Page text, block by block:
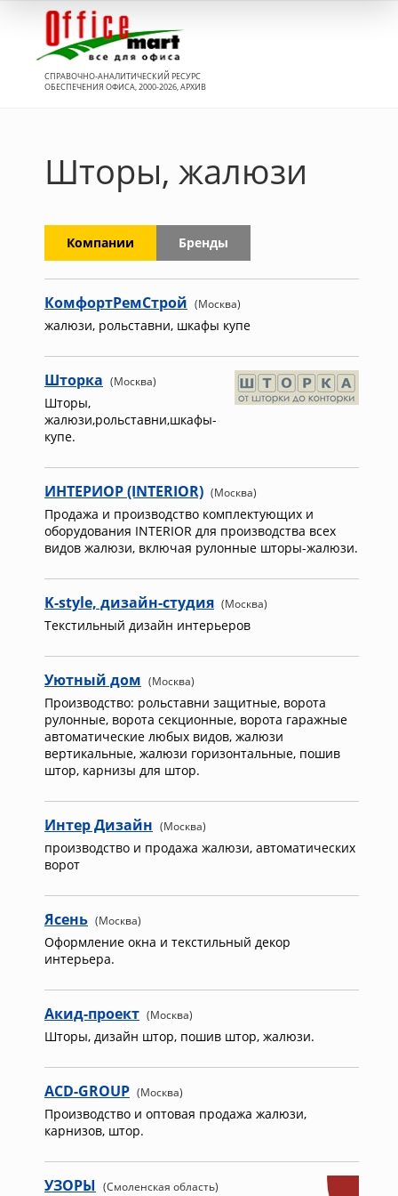
СПРАВОЧНО-АНАЛИТИЧЕСКИЙ РЕСУРС
ОБЕСПЕЧЕНИЯ ОФИСА, 2000-2026, АРХИВ
Шторы, жалюзи
Компании Бренды
КомфортРемСтрой (Москва)
жалюзи, рольставни, шкафы купе
Шторка (Москва)
Шторы,
жалюзи,рольставни,шкафы-
купе.
ИНТЕРИОР (INTERIOR) (Москва)
Продажа и производство комплектующих и
оборудования INTERIOR для производства всех
видов жалюзи, включая рулонные шторы-жалюзи.
K-style, дизайн-студия (Москва)
Текстильный дизайн интерьеров
Уютный дом (Москва)
Производство: рольставни защитные, ворота
рулонные, ворота секционные, ворота гаражные
автоматические любых видов, жалюзи
вертикальные, жалюзи горизонтальные, пошив
штор, карнизы для штор.
Интер Дизайн (Москва)
производство и продажа жалюзи, автоматических
ворот
Ясень (Москва)
Оформление окна и текстильный декор
интерьера.
Акид-проект (Москва)
Шторы, дизайн штор, пошив штор, жалюзи.
ACD-GROUP (Москва)
Производство и оптовая продажа жалюзи,
карнизов, штор.
УЗОРЫ (Смоленская область)